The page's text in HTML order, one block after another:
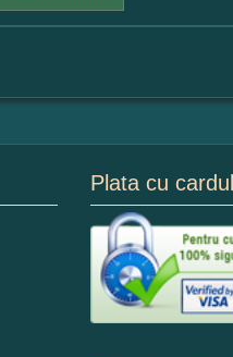
Plata cu cardul